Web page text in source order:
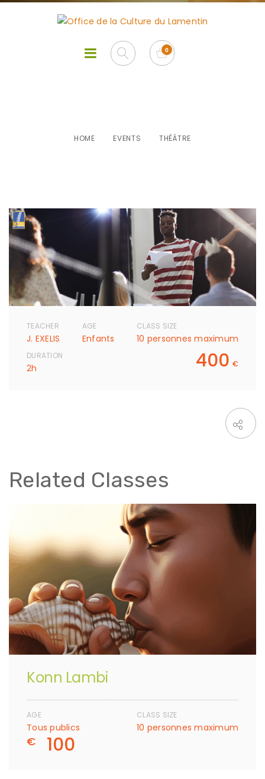
HOME EVENTS THÉÂTRE
TEACHER
J. EXELIS
AGE
Enfants
CLASS SIZE
10 personnes maximum
DURATION
2h 400 €
Related Classes
Konn Lambi
AGE
Tous publics
CLASS SIZE
10 personnes maximum
€ 100